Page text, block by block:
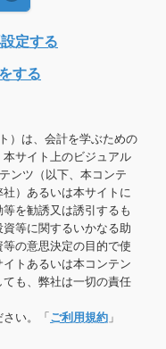
定する
する
）は、会計を学ぶための
サイト上のビジュアル
ンツ（以下、本コンテ
）あるいは本サイトに
を勧誘又は誘引するも
等に関するいかなる助
の意思決定の目的で使
トあるいは本コンテン
も、弊社は一切の責任
い。「 ご利用規約 」